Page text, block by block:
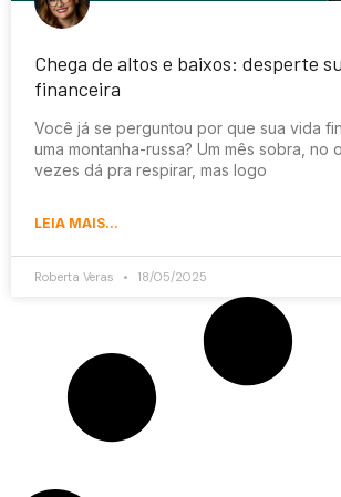
Chega de altos e baixos: desperte
financeira
Você já se perguntou por que sua vida
uma montanha-russa? Um mês sobra, no
vezes dá pra respirar, mas logo
LEIA MAIS...
Roberta Veras 18/05/2025